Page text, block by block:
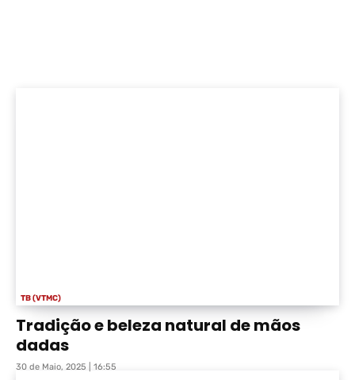
TB (VTMC)
Tradição e beleza natural de mãos
dadas
30 de Maio, 2025 | 16:55